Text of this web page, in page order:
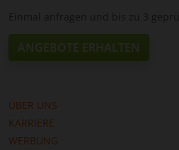
Einmal anfragen und bis zu 3
ANGEBOTE ERHALTEN
ÜBER UNS
KARRIERE
WERBUNG